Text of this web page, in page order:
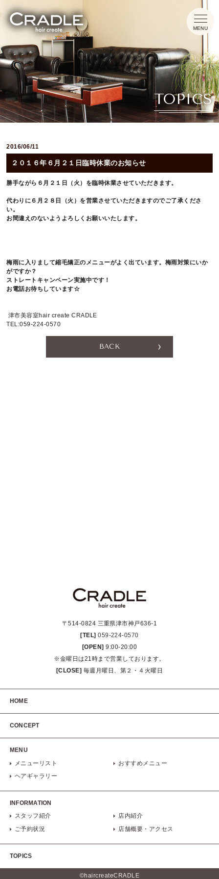
TOPICS
2016/06/11
２０１６年６月２１日臨時休業のお知らせ
勝手ながら６月２１日（火）を臨時休業させていただきます。
代わりに６月２８日（火）を営業させていただきますのでご了承くださ
い。
お間違えのないようよろしくお願いいたします。
梅雨に入りまして縮毛矯正のメニューがよく出ています。梅雨対策にいか
がですか？
ストレートキャンペーン実施中です！
お電話お待ちしています☆
津市美容室hair create CRADLE
TEL:059-224-0570
BACK
〒514-0824 三重県津市神戸636-1
[TEL] 059-224-0570
[OPEN] 9:00-20:00
※金曜日は21時まで営業しております。
[CLOSE] 毎週月曜日、第２・４火曜日
HOME
CONCEPT
MENU
メニューリスト
おすすめメニュー
ヘアギャラリー
INFORMATION
スタッフ紹介
店内紹介
ご予約状況
店舗概要・アクセス
TOPICS
©haircreateCRADLE
HOME
CONCEPT
INFORMATION
059-224-0570
[CLOSE]毎週月曜日、第２・４火曜日
〒514-0824 三重県津市神戸636-1